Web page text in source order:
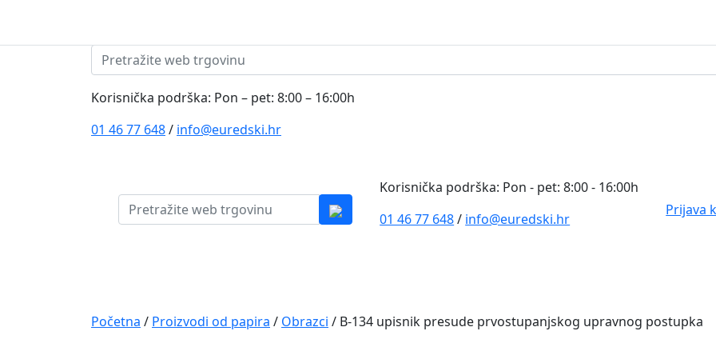
Pretraži:
Korisnička podrška: Pon – pet: 8:00 – 16:00h
01 46 77 648/ info@euredski.hr
Pretraži:
Korisnička podrška: Pon - pet: 8:00 - 16:00h
01 46 77 648/ info@euredski.hr
Prijava
Navigation
Početna / Proizvodi od papira / Obrazci / B-134 upisnik presude prvostupanjskog upravnog postupka